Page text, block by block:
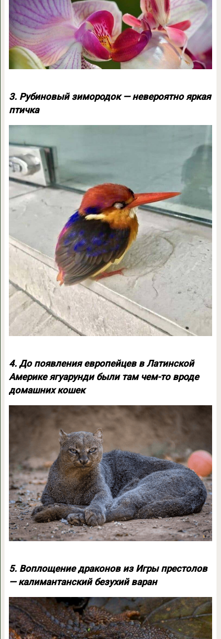
3. Рубиновый зимородок — невероятно яркая
птичка
4. До появления европейцев в Латинской
Америке ягуарунди были там чем-то вроде
домашних кошек
5. Воплощение драконов из Игры престолов
— калимантанский безухий варан